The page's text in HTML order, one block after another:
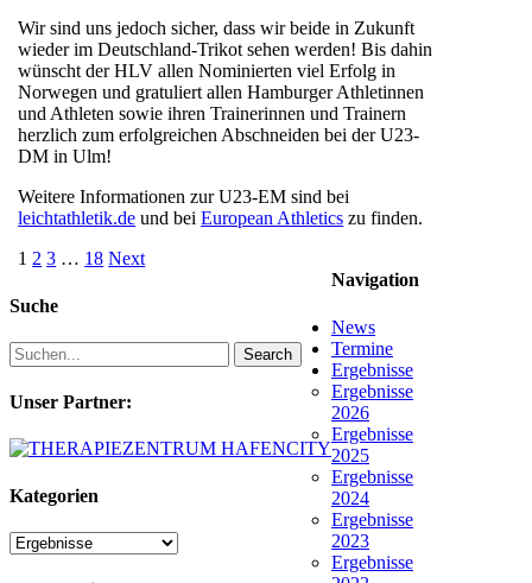
Wir sind uns jedoch sicher, dass wir beide in Zukunft
wieder im Deutschland-Trikot sehen werden! Bis dahin
wünscht der HLV allen Nominierten viel Erfolg in
Norwegen und gratuliert allen Hamburger Athletinnen
und Athleten sowie ihren Trainerinnen und Trainern
herzlich zum erfolgreichen Abschneiden bei der U23-
DM in Ulm!
Weitere Informationen zur U23-EM sind bei
leichtathletik.de und beiEuropean Athletics zu finden.
1 2 3 … 18 Next
Suche
Search
Unser Partner:
Kategorien
Kategorien
Navigation
News
Termine
Ergebnisse
Ergebnisse
2026
Ergebnisse
2025
Ergebnisse
2024
Ergebnisse
2023
Ergebnisse